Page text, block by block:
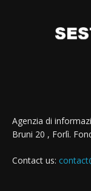
Agenzia di
Bruni 20 , Forlì.
Contact us: